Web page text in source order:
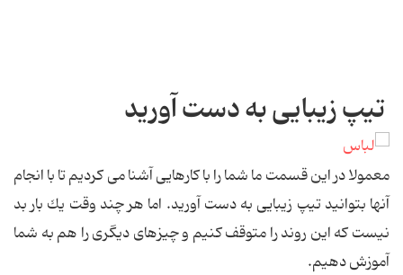
تیپ زیبایی به دست آورید
معمولا در این قسمت ما شما را با كارهایی آشنا می كردیم تا با انجام
آنها بتوانید تیپ زیبایی به دست آورید. اما هر چند وقت یك بار بد
نیست كه این روند را متوقف كنیم و چیزهای دیگری را هم به شما
آموزش دهیم.